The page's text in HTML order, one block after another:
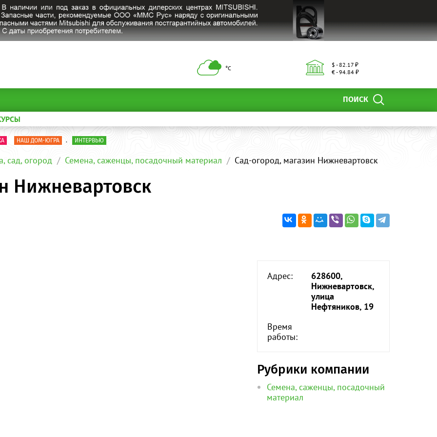
°С
$ - 82.17 ₽
€ - 94.84 ₽
ПОИСК
НАШ ДОМ-ЮГРА . ИНТЕРВЬЮ
сад, огород Семена, саженцы, посадочный материал Сад-огород, магазин Нижневартовск
Нижневартовск
Адрес:
628600,
Нижневартовск,
улица
Нефтяников, 19
Время
работы:
Рубрики компании
Семена, саженцы, посадочный
материал